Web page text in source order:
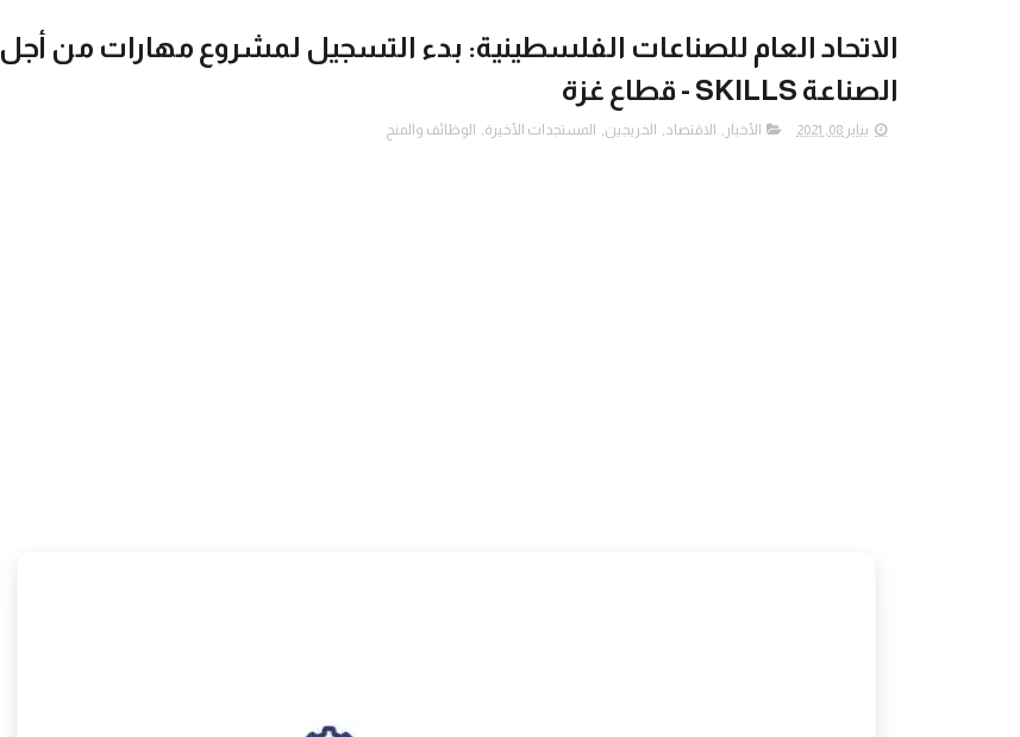
الاتحاد العام للصناعات الفلسطينية: بدء التسجيل لمشروع مهارات من أجل
الصناعة SKILLS - قطاع غزة
يناير 08, 2021 الأخبار , الاقتصاد, الخريجين, المستجدات الأخيرة, الوظائف والمنح